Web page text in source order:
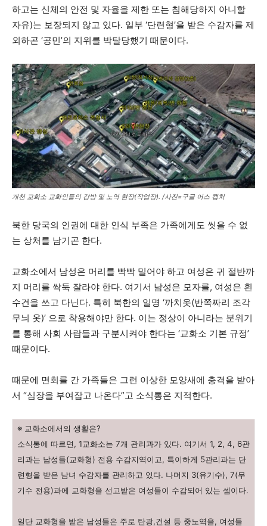
하고는 신체의 안전 및 자율을 제한 또는 침해당하지 아니할
자유)는 보장되지 않고 있다. 일부 ‘단련형’을 받은 수감자를 제
외하곤 ‘공민’의 지위를 박탈당했기 때문이다.
개천 교화소 교화인들의 감방 및 노역 현장(작업장). /사진=구글 어스 캡처
북한 당국의 인권에 대한 인식 부족은 가족에게도 씻을 수 없
는 상처를 남기곤 한다.
교화소에서 남성은 머리를 빡빡 밀어야 하고 여성은 귀 절반까
지 머리를 싹둑 잘라야 한다. 여기서 남성은 모자를, 여성은 흰
수건을 쓰고 다닌다. 특히 북한의 일명 ‘까치옷(반쪽짜리 조각
무늬 옷)’ 으로 착용해야만 한다. 이는 정상이 아니라는 분위기
를 통해 사회 사람들과 구분시켜야 한다는 ‘교화소 기본 규정’
때문이다.
때문에 면회를 간 가족들은 그런 이상한 모양새에 충격을 받아
서 “심장을 부여잡고 나온다”고 소식통은 지적한다.
※ 교화소에서의 생활은?
소식통에 따르면, 1교화소는 7개 관리과가 있다. 여기서 1, 2, 4, 6관
리과는 남성들(교화형) 전용 수감지역이고, 특이하게 5관리과는 단
련형을 받은 남녀 수감자를 관리하고 있다. 나머지 3(유기수), 7(무
기수 전용)과에 교화형을 선고받은 여성들이 수감되어 있는 셈이다.
일단 교화형을 받은 남성들은 주로 탄광,건설 등 중노역을, 여성들